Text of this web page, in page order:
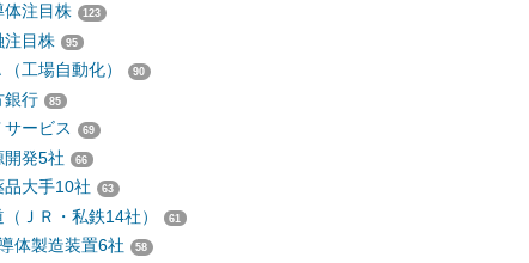
体注目株 123
注目株 95
（工場自動化） 90
銀行 85
サービス 69
開発5社 66
品大手10社 63
ＪＲ・私鉄14社） 61
体製造装置6社 58